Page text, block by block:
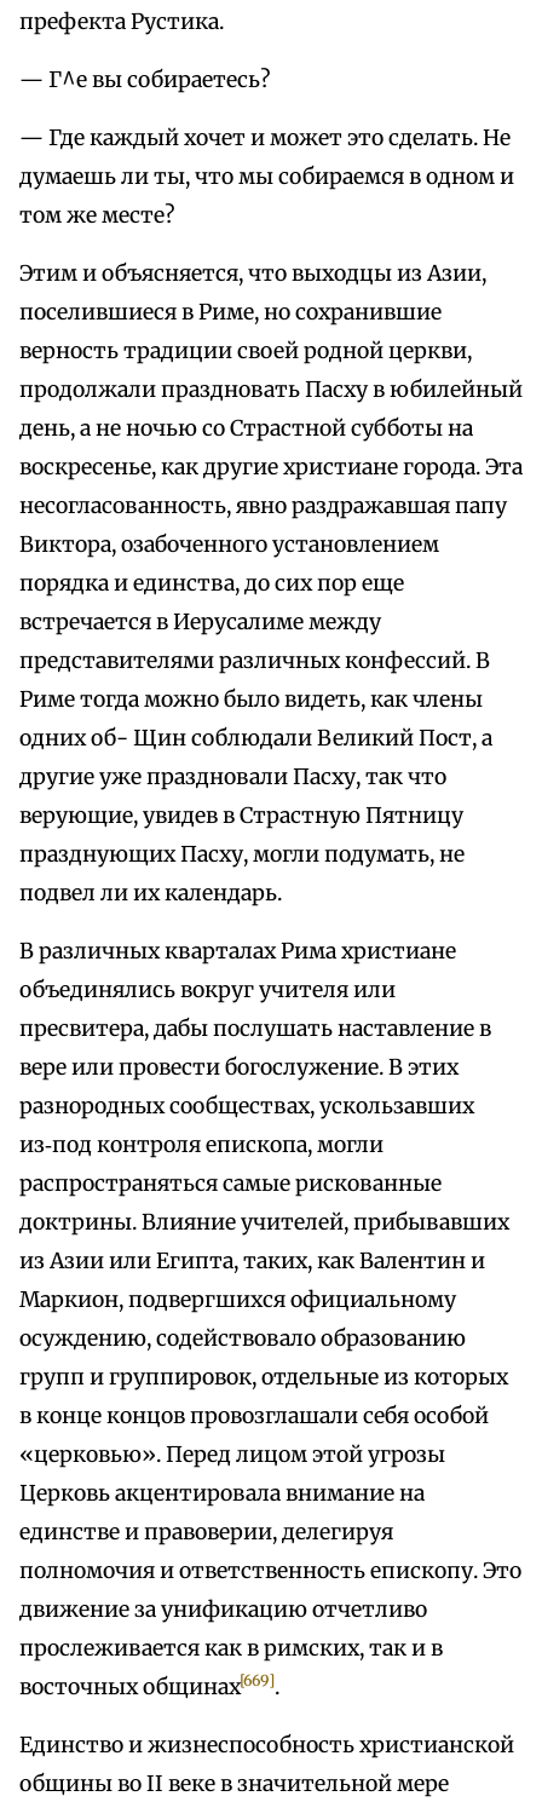
префекта Рустика.
— Г^е вы собираетесь?
— Где каждый хочет и может это сделать. Не
думаешь ли ты, что мы собираемся в одном и
том же месте?
Этим и объясняется, что выходцы из Азии,
поселившиеся в Риме, но сохранившие
верность традиции своей родной церкви,
продолжали праздновать Пасху в юбилейный
день, а не ночью со Страстной субботы на
воскресенье, как другие христиане города. Эта
несогласованность, явно раздражавшая папу
Виктора, озабоченного установлением
порядка и единства, до сих пор еще
встречается в Иерусалиме между
представителями различных конфессий. В
Риме тогда можно было видеть, как члены
одних об- Щин соблюдали Великий Пост, а
другие уже праздновали Пасху, так что
верующие, увидев в Страстную Пятницу
празднующих Пасху, могли подумать, не
подвел ли их календарь.
В различных кварталах Рима христиане
объединялись вокруг учителя или
пресвитера, дабы послушать наставление в
вере или провести богослужение. В этих
разнородных сообществах, ускользавших
из‑под контроля епископа, могли
распространяться самые рискованные
доктрины. Влияние учителей, прибывавших
из Азии или Египта, таких, как Валентин и
Маркион, подвергшихся официальному
осуждению, содействовало образованию
групп и группировок, отдельные из которых
в конце концов провозглашали себя особой
«церковью». Перед лицом этой угрозы
Церковь акцентировала внимание на
единстве и правоверии, делегируя
полномочия и ответственность епископу. Это
движение за унификацию отчетливо
прослеживается как в римских, так и в
восточных общинах[669].
Единство и жизнеспособность христианской
общины во II веке в значительной мере